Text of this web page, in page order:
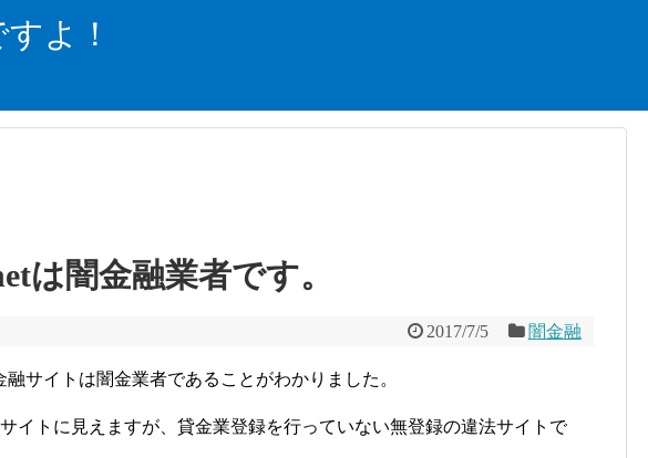
よ！
は闇金融業者です。
2017/7/5 闇金融
融サイトは闇金業者であることがわかりました。
イトに見えますが、貸金業登録を行っていない無登録の違法サイトで